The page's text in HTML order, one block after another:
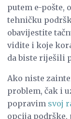
putem e-pošte,
tehničku
obavijestite
vidite i koje
da biste riješili
Ako niste
problem, čak i
popravim svoj
opcija podrške,